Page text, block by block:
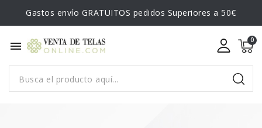
Gastos envío GRATUITOS pedidos Superiores a 50€
menu